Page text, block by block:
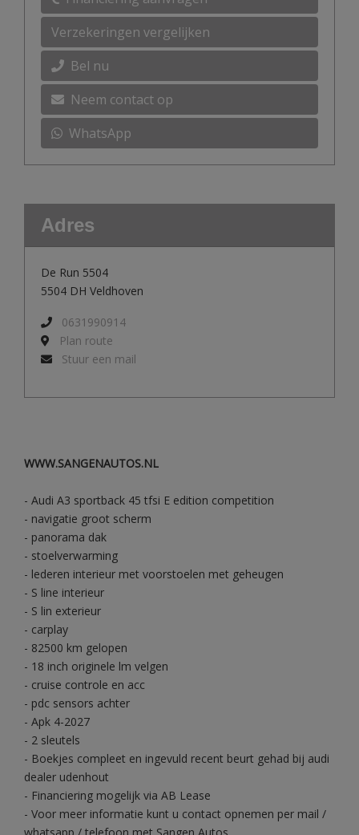
WWW.SANGENAUTOS.NL
- Audi A3 sportback 45 tfsi E edition competition
- navigatie groot scherm
- panorama dak
- stoelverwarming
- lederen interieur met voorstoelen met geheugen
- S line interieur
- S lin exterieur
- carplay
- 82500 km gelopen
- 18 inch originele lm velgen
- cruise controle en acc
- pdc sensors achter
- Apk 4-2027
- 2 sleutels
- Boekjes compleet en ingevuld recent beurt gehad bij audi
dealer udenhout
- Financiering mogelijk via AB Lease
- Voor meer informatie kunt u contact opnemen per mail /
Verzekeringen vergelijken
Bel nu
Neem contact op
WhatsApp
Adres
De Run 5504
5504 DH Veldhoven
0631990914
Plan route
Stuur een mail